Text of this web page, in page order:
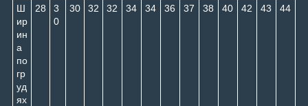
Ш
ир
ин
а
по
гр
уд
ях
28
3
0
30 32 32 34 34 36 37 38 40 42 43 44